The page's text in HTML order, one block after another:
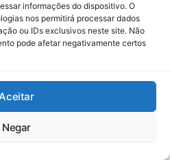
informações do dispositivo. O
nos permitirá processar dados
ou IDs exclusivos neste site. Não
pode afetar negativamente certos
Aceitar
Negar
alta, poupe mais que
baixa, use a reserva
maior (9-12 meses
com os desejos